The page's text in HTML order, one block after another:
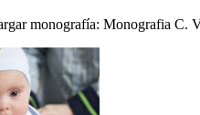
monografía: Monografia